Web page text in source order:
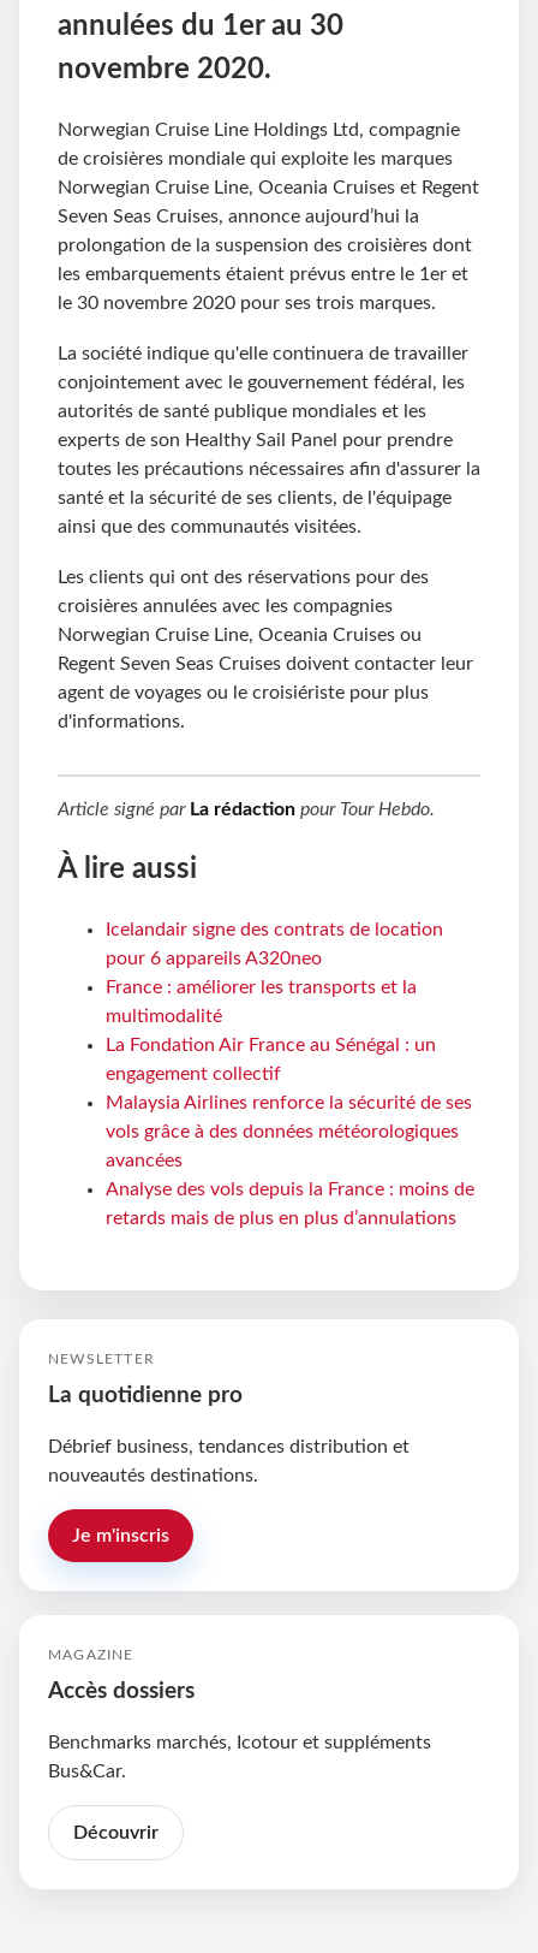
annulées du 1er au 30
novembre 2020.
Norwegian Cruise Line Holdings Ltd, compagnie
de croisières mondiale qui exploite les marques
Norwegian Cruise Line, Oceania Cruises et Regent
Seven Seas Cruises, annonce aujourd’hui la
prolongation de la suspension des croisières dont
les embarquements étaient prévus entre le 1er et
le 30 novembre 2020 pour ses trois marques.
La société indique qu'elle continuera de travailler
conjointement avec le gouvernement fédéral, les
autorités de santé publique mondiales et les
experts de son Healthy Sail Panel pour prendre
toutes les précautions nécessaires afin d'assurer la
santé et la sécurité de ses clients, de l'équipage
ainsi que des communautés visitées.
Les clients qui ont des réservations pour des
croisières annulées avec les compagnies
Norwegian Cruise Line, Oceania Cruises ou
Regent Seven Seas Cruises doivent contacter leur
agent de voyages ou le croisiériste pour plus
d'informations.
Article signé par La rédaction pour Tour Hebdo.
À lire aussi
Icelandair signe des contrats de location
pour 6 appareils A320neo
France : améliorer les transports et la
multimodalité
La Fondation Air France au Sénégal : un
engagement collectif
Malaysia Airlines renforce la sécurité de ses
vols grâce à des données météorologiques
avancées
Analyse des vols depuis la France : moins de
retards mais de plus en plus d’annulations
NEWSLETTER
La quotidienne pro
Débrief business, tendances distribution et
nouveautés destinations.
Je m'inscris
MAGAZINE
Accès dossiers
Benchmarks marchés, Icotour et suppléments
Bus&Car.
Découvrir